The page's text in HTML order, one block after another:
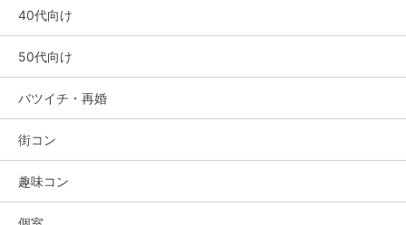
40代向け
50代向け
バツイチ・再婚
街コン
趣味コン